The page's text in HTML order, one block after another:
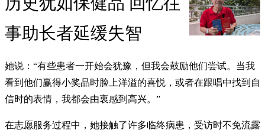
事助长者延缓失智
她说：“有些患者一开始会犹豫，但我会鼓励他们尝试。当我
看到他们赢得小奖品时脸上洋溢的喜悦，或者在跟唱中找到自
信时的表情，我都会由衷感到高兴。”
在志愿服务过程中，她接触了许多临终病患，受访时不免流露